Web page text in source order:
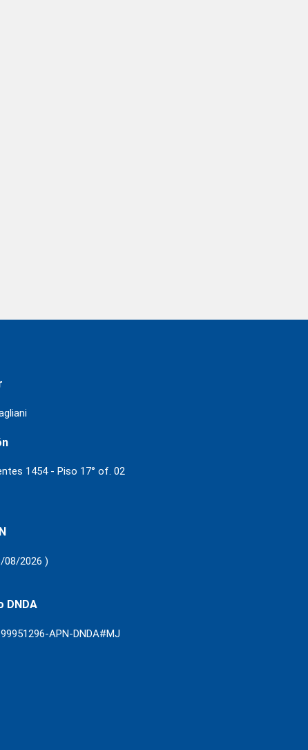
1454 - Piso 17° of. 02
08/2026 )
DNDA
APN-DNDA#MJ